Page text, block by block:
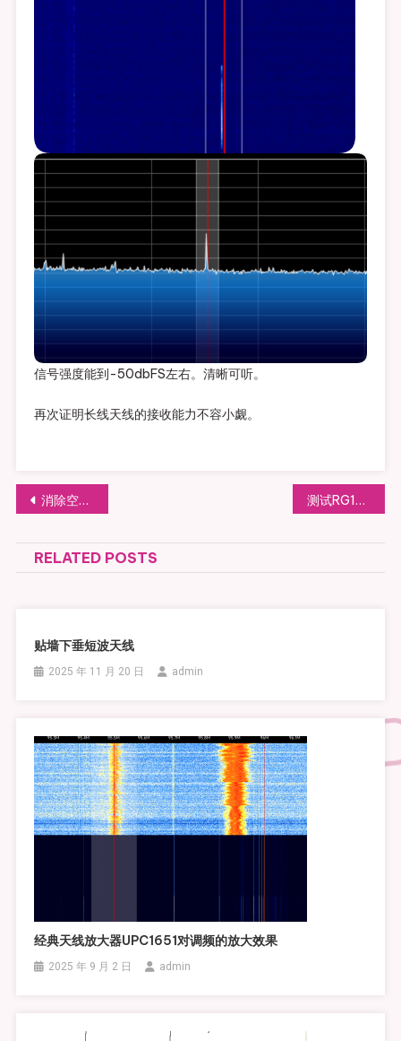
信号强度能到-50dbFS左右。清晰可听。
再次证明长线天线的接收能力不容小觑。
文
章
导
消除空调滴水声的妙法 测试RG174线的衰减
RELATED POSTS
贴墙下垂短波天线
2025 年 11 月 20 日 admin
经典天线放大器UPC1651对调频的放大效果
2025 年 9 月 2 日 admin